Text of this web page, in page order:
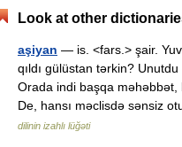
Look at other
aşiyan — is. <fars.> şair.
qıldı gülüstan tərkin?
Orada indi başqa məhəbbət,
De, hansı məclisdə sənsiz
dilinin izahlı lüğəti